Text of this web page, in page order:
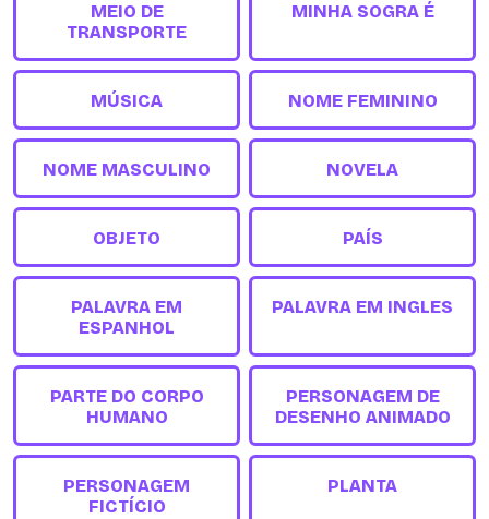
MEIO DE
TRANSPORTE
MINHA SOGRA É
MÚSICA NOME FEMININO
NOME MASCULINO NOVELA
OBJETO PAÍS
PALAVRA EM
ESPANHOL
PALAVRA EM INGLES
PARTE DO CORPO
HUMANO
PERSONAGEM DE
DESENHO ANIMADO
PERSONAGEM
FICTÍCIO
PLANTA